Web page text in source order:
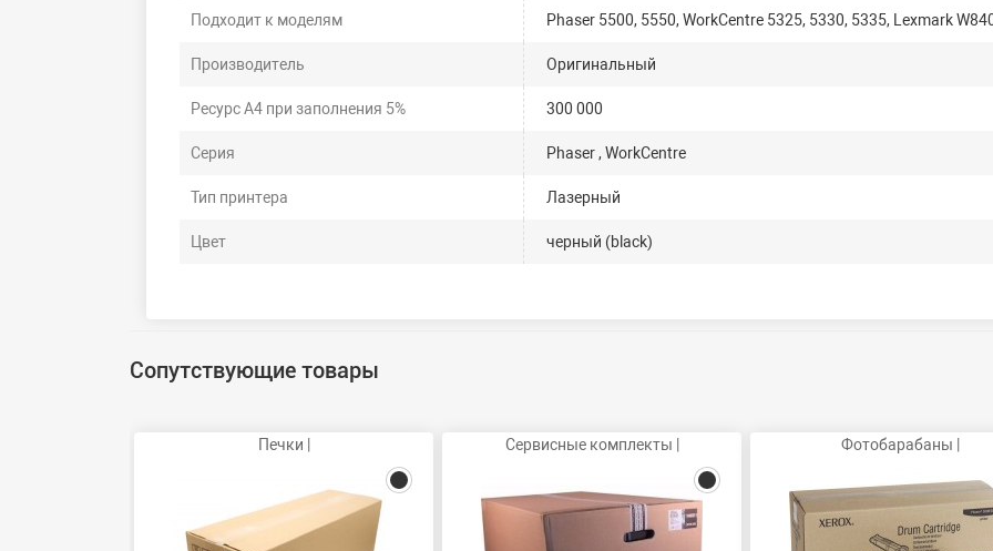
Подходит к моделям Phaser 5500, 5550, WorkCentre 5325, 5330, 5335, Lexmark
Производитель Оригинальный
Ресурс А4 при заполнения 5% 300 000
Серия Phaser , WorkCentre
Тип принтера Лазерный
Цвет черный (black)
Сопутствующие товары
Печки | Сервисные комплекты | Фотобарабаны |